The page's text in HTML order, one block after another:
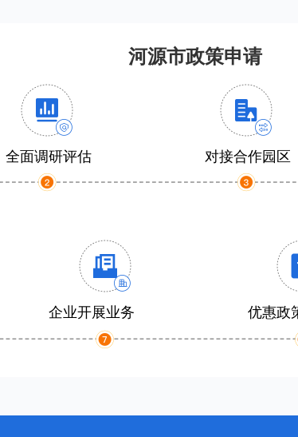
河源市政策申请
全面调研评估 对接合作园区
企业开展业务 优惠政